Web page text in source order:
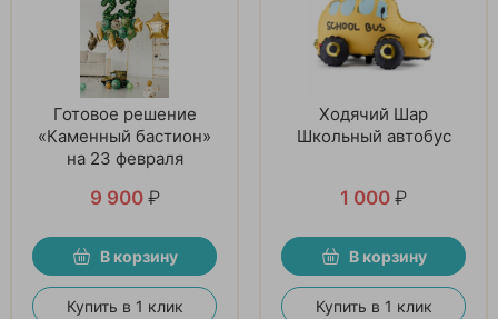
Готовое решение
«Каменный бастион»
на 23 февраля
9 900 ₽
В корзину
Купить в 1 клик
Ходячий Шар
Школьный автобус
1 000 ₽
В корзину
Купить в 1 клик